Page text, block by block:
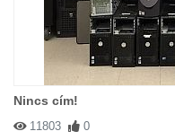
Nincs cím!
11803 0